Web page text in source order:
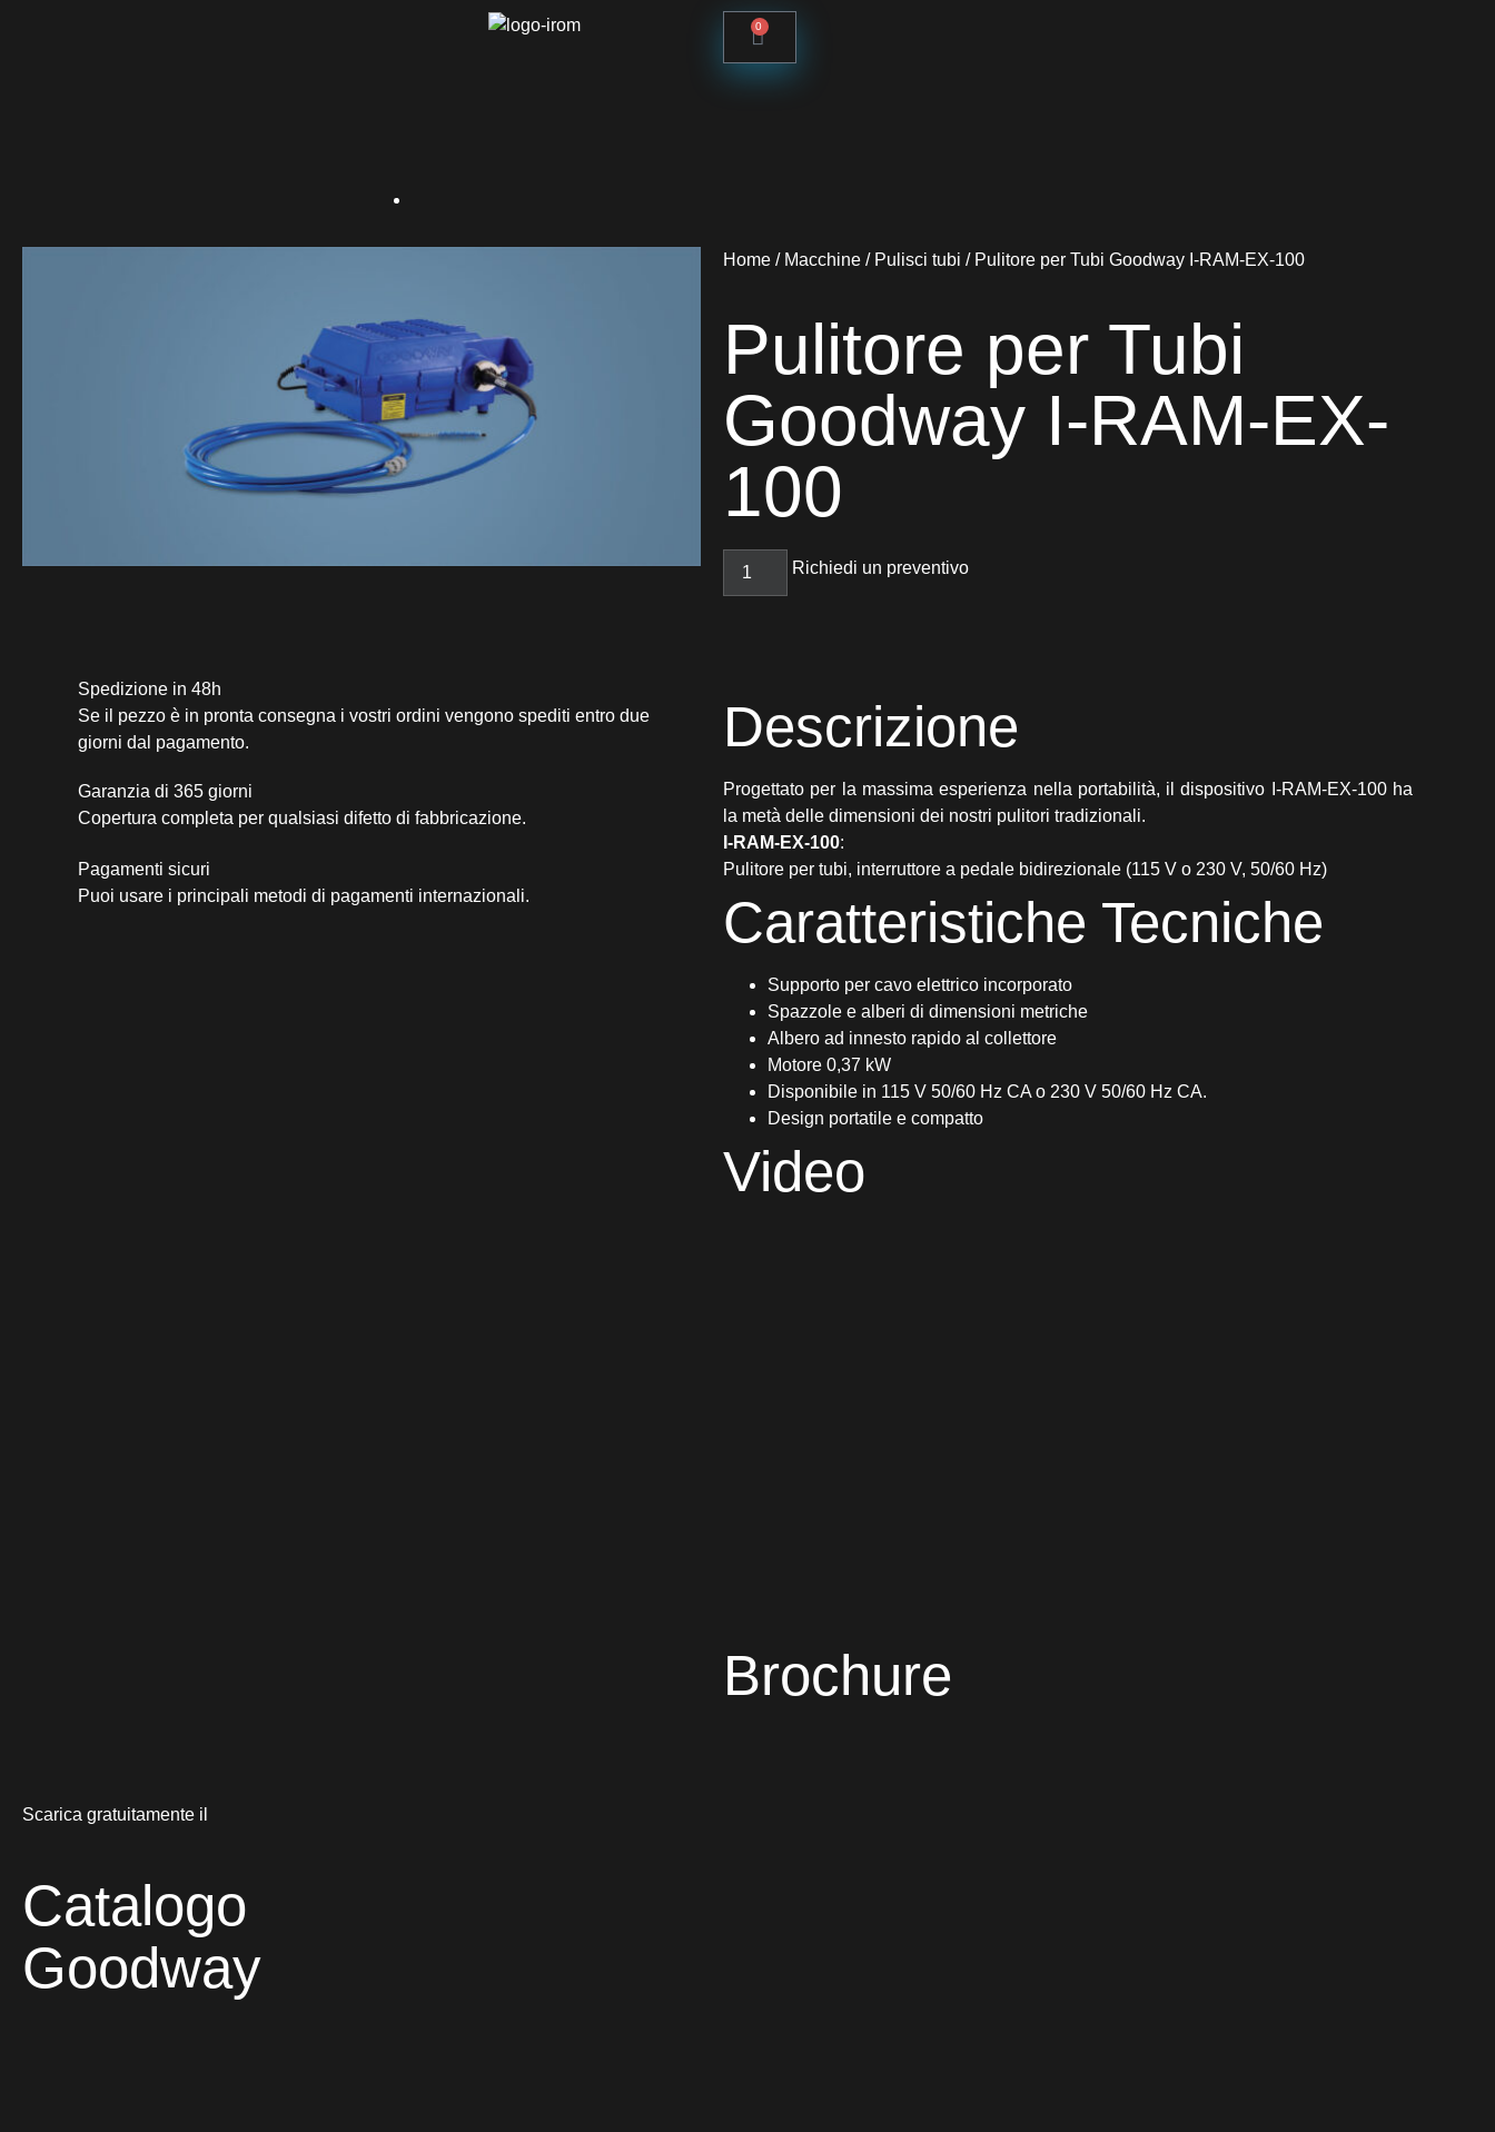
0
Home / Macchine / Pulisci tubi / Pulitore per Tubi Goodway I-RAM-EX-100
Pulitore per Tubi
Goodway I-RAM-EX-
100
Richiedi un preventivo
Spedizione in 48h
Se il pezzo è in pronta consegna i vostri ordini vengono spediti entro due
giorni dal pagamento.
Garanzia di 365 giorni
Copertura completa per qualsiasi difetto di fabbricazione.
Pagamenti sicuri​
Puoi usare i principali metodi di pagamenti internazionali.
Descrizione
Progettato per la massima esperienza nella portabilità, il dispositivo I-RAM-EX-100 ha
la metà delle dimensioni dei nostri pulitori tradizionali.
I-RAM-EX-100:
Pulitore per tubi, interruttore a pedale bidirezionale (115 V o 230 V, 50/60 Hz)
Caratteristiche Tecniche
Supporto per cavo elettrico incorporato
Spazzole e alberi di dimensioni metriche
Albero ad innesto rapido al collettore
Motore 0,37 kW
Disponibile in 115 V 50/60 Hz CA o 230 V 50/60 Hz CA.
Design portatile e compatto
Video
Brochure
Scarica gratuitamente il
Catalogo
Goodway